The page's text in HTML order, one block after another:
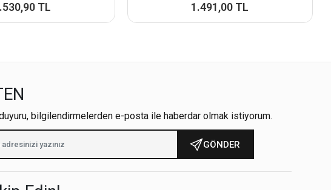
TL 1.491,00 TL
bilgilendirmelerden e-posta ile haberdar olmak istiyorum.
GÖNDER